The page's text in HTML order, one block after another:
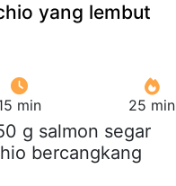
yang lembut
min 25 min
g salmon segar
bercangkang